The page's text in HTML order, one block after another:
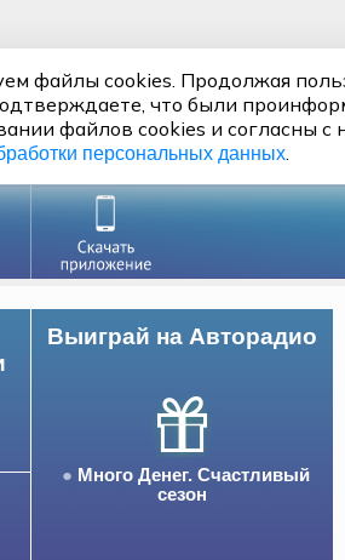
Выиграй на Авторадио
Много Денег. Счастливый
сезон
файлы cookies. Продолжая
что были
файлов cookies и согласны с
персональных данных.